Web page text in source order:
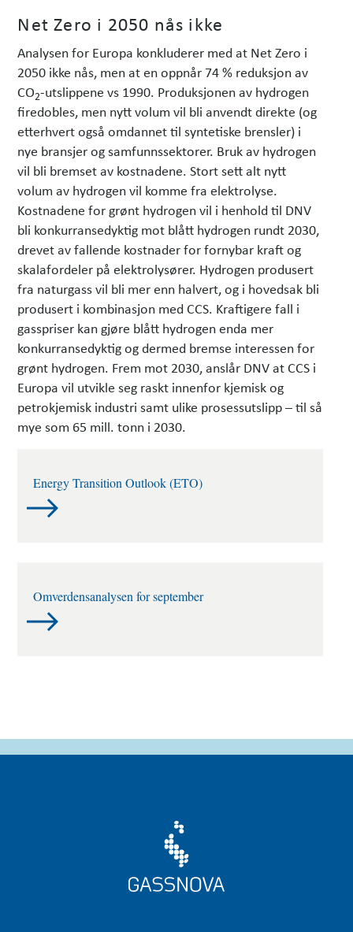
Net Zero i 2050 nås ikke
Analysen for Europa konkluderer med at Net Zero i
2050 ikke nås, men at en oppnår 74 % reduksjon av
CO2-utslippene vs 1990. Produksjonen av hydrogen
firedobles, men nytt volum vil bli anvendt direkte (og
etterhvert også omdannet til syntetiske brensler) i
nye bransjer og samfunnssektorer. Bruk av hydrogen
vil bli bremset av kostnadene. Stort sett alt nytt
volum av hydrogen vil komme fra elektro­lyse.
Kostnadene for grønt hydrogen vil i henhold til DNV
bli konkurransedyktig mot blått hydrogen rundt 2030,
drevet av fallende kostnader for fornybar kraft og
skalafordeler på elektrolysører. Hydrogen produsert
fra naturgass vil bli mer enn halvert, og i hovedsak bli
produsert i kombinasjon med CCS. Kraftigere fall i
gasspriser kan gjøre blått hydrogen enda mer
konkurranse­dyktig og dermed bremse interessen for
grønt hydrogen. Frem mot 2030, anslår DNV at CCS i
Europa vil utvikle seg raskt innenfor kjemisk og
petrokjemisk industri samt ulike prosessutslipp – til så
mye som 65 mill. tonn i 2030.
Energy Transition Outlook (ETO)
Omverdensanalysen for september